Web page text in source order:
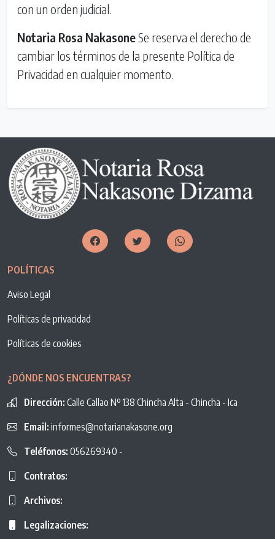
con un orden judicial.
Notaria Rosa NakasoneSe reserva el derecho de
cambiar los términos de la presente Política de
Privacidad en cualquier momento.
POLÍTICAS
Aviso Legal
Políticas de privacidad
Políticas de cookies
¿DÓNDE NOS ENCUENTRAS?
Dirección: Calle Callao Nº 138 Chincha Alta - Chincha - Ica
Email: informes@notarianakasone.org
Teléfonos: 056269340 -
Contratos:
Archivos:
Legalizaciones: